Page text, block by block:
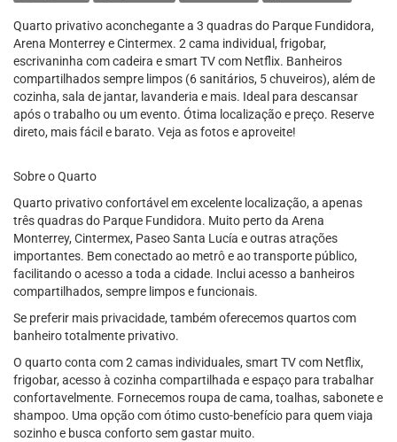
Quarto privativo aconchegante a 3 quadras do Parque Fundidora,
Arena Monterrey e Cintermex. 2 cama individual, frigobar,
escrivaninha com cadeira e smart TV com Netflix. Banheiros
compartilhados sempre limpos (6 sanitários, 5 chuveiros), além de
cozinha, sala de jantar, lavanderia e mais. Ideal para descansar
após o trabalho ou um evento. Ótima localização e preço. Reserve
direto, mais fácil e barato. Veja as fotos e aproveite!
Sobre o Quarto
Quarto privativo confortável em excelente localização, a apenas
três quadras do Parque Fundidora. Muito perto da Arena
Monterrey, Cintermex, Paseo Santa Lucía e outras atrações
importantes. Bem conectado ao metrô e ao transporte público,
facilitando o acesso a toda a cidade. Inclui acesso a banheiros
compartilhados, sempre limpos e funcionais.
Se preferir mais privacidade, também oferecemos quartos com
banheiro totalmente privativo.
O quarto conta com 2 camas individuales, smart TV com Netflix,
frigobar, acesso à cozinha compartilhada e espaço para trabalhar
confortavelmente. Fornecemos roupa de cama, toalhas, sabonete e
shampoo. Uma opção com ótimo custo-benefício para quem viaja
sozinho e busca conforto sem gastar muito.